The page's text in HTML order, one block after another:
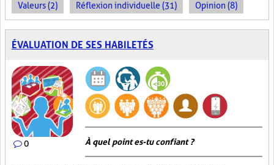
Valeurs (2) Réflexion individuelle (31) Opinion (8)
ÉVALUATION DE SES HABILETÉS
0 À quel point es-tu confiant ?